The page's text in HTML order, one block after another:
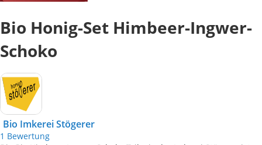
Bio Honig-Set Himbeer-Ingwer-
Schoko
Bio Imkerei Stögerer
1 Bewertung